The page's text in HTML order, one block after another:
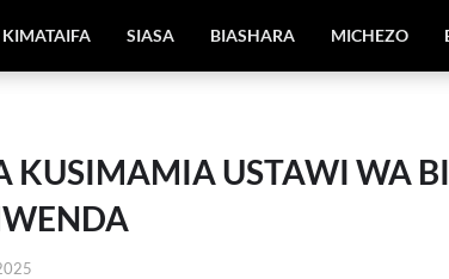
KIMATAIFA SIASA BIASHARA MICHEZO
KUSIMAMIA USTAWI WA